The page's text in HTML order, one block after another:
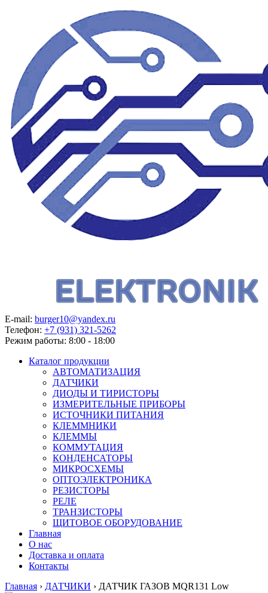
E-mail: burger10@yandex.ru
Телефон: +7 (931) 321-5262
Режим работы: 8:00 - 18:00
Каталог продукции
АВТОМАТИЗАЦИЯ
ДАТЧИКИ
ДИОДЫ И ТИРИСТОРЫ
ИЗМЕРИТЕЛЬНЫЕ ПРИБОРЫ
ИСТОЧНИКИ ПИТАНИЯ
КЛЕММНИКИ
КЛЕММЫ
КОММУТАЦИЯ
КОНДЕНСАТОРЫ
МИКРОСХЕМЫ
ОПТОЭЛЕКТРОНИКА
РЕЗИСТОРЫ
РЕЛЕ
ТРАНЗИСТОРЫ
ЩИТОВОЕ ОБОРУДОВАНИЕ
Главная
О нас
Доставка и оплата
Контакты
Главная › ДАТЧИКИ › ДАТЧИК ГАЗОВ MQR131 Low